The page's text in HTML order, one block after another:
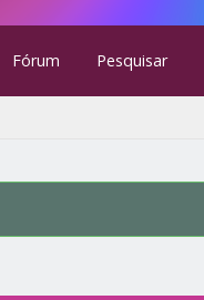
Fórum Pesquisar